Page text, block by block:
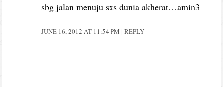
sbg jalan menuju sxs dunia akherat…amin3
JUNE 16, 2012 AT 11:54 PM REPLY